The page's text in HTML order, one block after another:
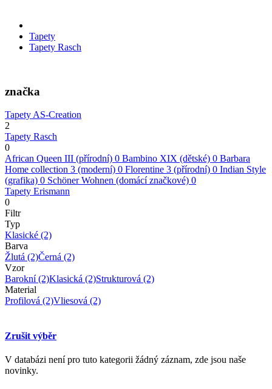
Tapety
Tapety Rasch
značka
Tapety AS-Creation
2
Tapety Rasch
0
African Queen III (přírodní) 0 Bambino XIX (dětské) 0 Barbara
Home collection 3 (moderní) 0 Florentine 3 (přírodní) 0 Indian Style
(grafika) 0 Schöner Wohnen (domácí značkové) 0
Tapety Erismann
0
Filtr
Typ
Klasické (2)
Barva
Žlutá (2)Černá (2)
Vzor
Barokní(2)Klasická (2)Strukturová (2)
Material
Profilová (2)Vliesová (2)
Zrušit výběr
V databázi není pro tuto kategorii žádný záznam, zde jsou naše
novinky.